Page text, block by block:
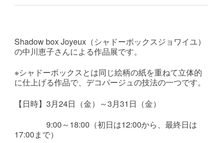
Shadow box Joyeux（シャドーボックスジョワイユ）
の中川恵子さんによる作品展です。
※シャドーボックスとは同じ絵柄の紙を重ねて立体的
に仕上げる作品で、デコパージュの技法の一つです。
【日時】3月24日（金）～3月31日（金）
9:00～18:00（初日は12:00から、最終日は
17:00まで）